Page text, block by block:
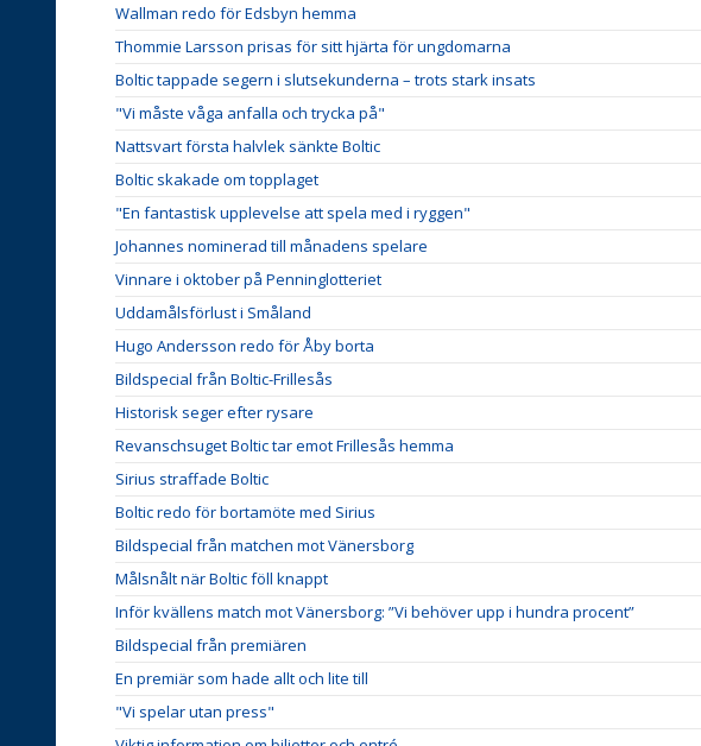
Wallman redo för Edsbyn hemma
Thommie Larsson prisas för sitt hjärta för ungdomarna
Boltic tappade segern i slutsekunderna – trots stark insats
"Vi måste våga anfalla och trycka på"
Nattsvart första halvlek sänkte Boltic
Boltic skakade om topplaget
"En fantastisk upplevelse att spela med i ryggen"
Johannes nominerad till månadens spelare
Vinnare i oktober på Penninglotteriet
Uddamålsförlust i Småland
Hugo Andersson redo för Åby borta
Bildspecial från Boltic-Frillesås
Historisk seger efter rysare
Revanschsuget Boltic tar emot Frillesås hemma
Sirius straffade Boltic
Boltic redo för bortamöte med Sirius
Bildspecial från matchen mot Vänersborg
Målsnålt när Boltic föll knappt
Inför kvällens match mot Vänersborg: ”Vi behöver upp i hundra procent”
Bildspecial från premiären
En premiär som hade allt och lite till
"Vi spelar utan press"